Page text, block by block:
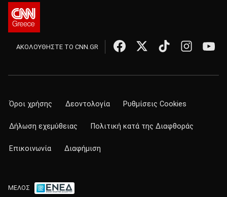
ΑΚΟΛΟΥΘΗΣΤΕ ΤΟ CNN.GR
Όροι χρήσης Δεοντολογία Ρυθμίσεις Cookies
Δήλωση εχεμύθειας Πολιτική κατά της Διαφθοράς
Επικοινωνία Διαφήμιση
ΜΕΛΟΣ